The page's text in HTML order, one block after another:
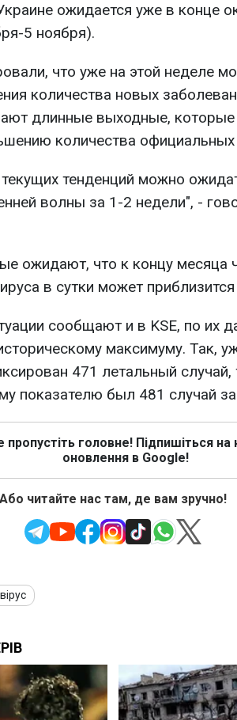
ожидается уже в конце
5 ноября).
что уже на этой неделе
количества новых
длинные выходные, которые
количества
тенденций можно
волны за 1-2 недели", -
ожидают, что к концу месяца
в сутки может
сообщают и в KSE, по их
максимуму. Так,
471 летальный случай,
показателю был 481 случай за
пропустіть головне! Підпишіться на
оновлення в Google!
Або читайте нас там, де вам зручно!